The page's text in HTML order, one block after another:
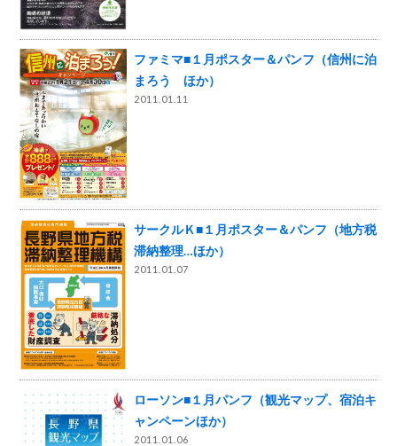
ファミマ■１月ポスター＆パンフ（信州に泊
まろう ほか）
2011.01.11
サークルＫ■１月ポスター＆パンフ（地方税
滞納整理…ほか）
2011.01.07
ローソン■１月パンフ（観光マップ、宿泊キ
ャンペーンほか）
2011.01.06